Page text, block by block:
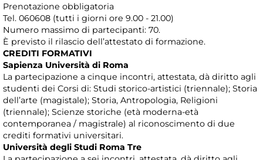
Prenotazione obbligatoria
Tel. 060608 (tutti i giorni ore 9.00 - 21.00)
Numero massimo di partecipanti: 70.
È previsto il rilascio dell’attestato di formazione.
CREDITI FORMATIVI
Sapienza Università di Roma
La partecipazione a cinque incontri, attestata, dà diritto agli
studenti dei Corsi di: Studi storico-artistici (triennale); Storia
dell’arte (magistale); Storia, Antropologia, Religioni
(triennale); Scienze storiche (età moderna-età
contemporanea / magistrale) al riconoscimento di due
crediti formativi universitari.
Università degli Studi Roma Tre